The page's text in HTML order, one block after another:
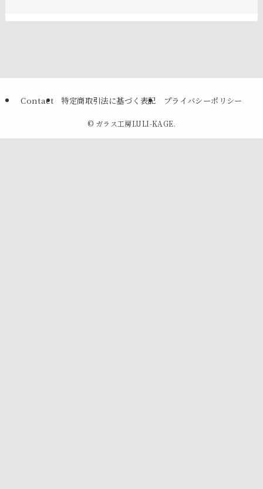
Contact 特定商取引法に基づく表記 プライバシーポリシー
© ガラス工房LULI-KAGE.